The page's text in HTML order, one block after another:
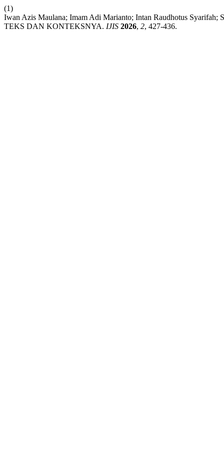
(1)
Iwan Azis Maulana; Imam Adi Marianto; Intan Raudhotus
TEKS DAN KONTEKSNYA. IJIS 2026, 2, 427-436.